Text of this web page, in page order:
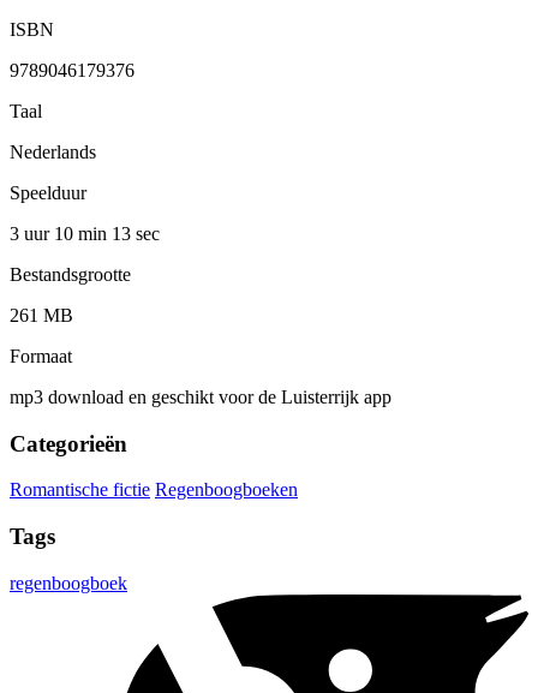
ISBN
9789046179376
Taal
Nederlands
Speelduur
3 uur 10 min 13 sec
Bestandsgrootte
261 MB
Formaat
mp3 download en geschikt voor de Luisterrijk app
Categorieën
Romantische fictie Regenboogboeken
Tags
regenboogboek